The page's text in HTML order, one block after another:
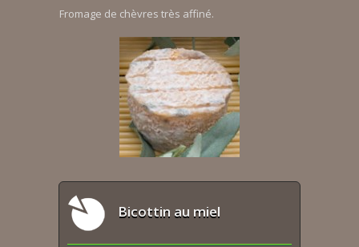
Fromage de chèvres très affiné.
Bicottin au miel